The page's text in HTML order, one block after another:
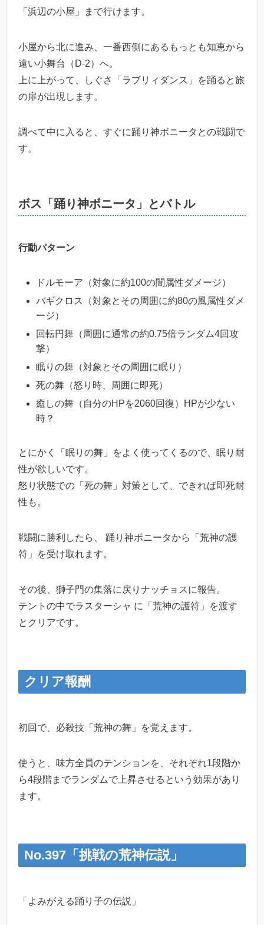
「浜辺の小屋」まで行けます。
小屋から北に進み、一番西側にあるもっとも知恵から
遠い小舞台（D-2）へ。
上に上がって、しぐさ「ラブリィダンス」を踊ると旅
の扉が出現します。
調べて中に入ると、すぐに踊り神ボニータとの戦闘で
す。
ボス「踊り神ボニータ」とバトル
行動パターン
ドルモーア（対象に約100の闇属性ダメージ）
バギクロス（対象とその周囲に約80の風属性ダメ
ージ）
回転円舞（周囲に通常の約0.75倍ランダム4回攻
撃）
眠りの舞（対象とその周囲に眠り）
死の舞（怒り時、周囲に即死）
癒しの舞（自分のHPを2060回復）HPが少ない
時？
とにかく「眠りの舞」をよく使ってくるので、眠り耐
性が欲しいです。
怒り状態での「死の舞」対策として、できれば即死耐
性も。
戦闘に勝利したら、 踊り神ボニータから「荒神の護
符」を受け取れます。
その後、獅子門の集落に戻りナッチョスに報告。
テントの中でラスターシャ に「荒神の護符」を渡す
とクリアです。
クリア報酬
初回で、必殺技「荒神の舞」を覚えます。
使うと、味方全員のテンションを、それぞれ1段階か
ら4段階までランダムで上昇させるという効果があり
ます。
No.397「挑戦の荒神伝説」
「よみがえる踊り子の伝説」